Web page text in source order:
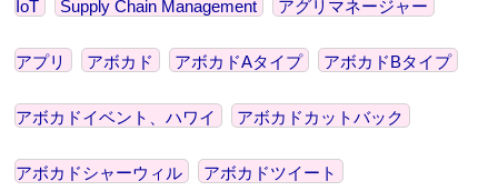
IoT Supply Chain Management アグリマネージャー
アプリ アボカド アボカドAタイプ アボカドBタイプ
アボカドイベント、ハワイ アボカドカットバック
アボカドシャーウィル アボカドツイート